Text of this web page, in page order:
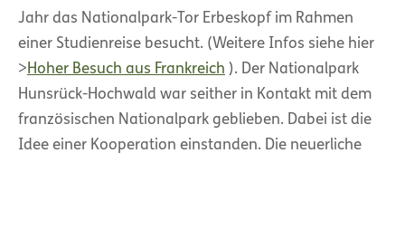
Jahr das Nationalpark-Tor Erbeskopf im Rahmen
einer Studienreise besucht. (Weitere Infos siehe hier
> Hoher Besuch aus Frankreich ). Der Nationalpark
Hunsrück-Hochwald war seither in Kontakt mit dem
französischen Nationalpark geblieben. Dabei ist die
Idee einer Kooperation einstanden. Die neuerliche